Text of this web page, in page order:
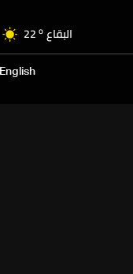
البقاع 22 o
الجنوب 25o
26
English